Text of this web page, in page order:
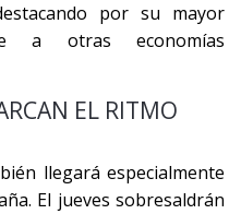
por su mayor
a otras economías
EL RITMO
llegará especialmente
El jueves sobresaldrán